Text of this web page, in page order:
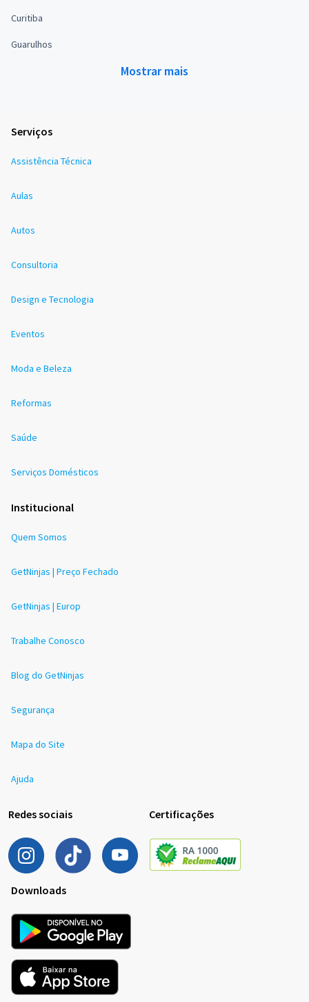
Curitiba
Guarulhos
Mostrar mais
Serviços
Assistência Técnica
Aulas
Autos
Consultoria
Design e Tecnologia
Eventos
Moda e Beleza
Reformas
Saúde
Serviços Domésticos
Institucional
Quem Somos
GetNinjas | Preço Fechado
GetNinjas | Europ
Trabalhe Conosco
Blog do GetNinjas
Segurança
Mapa do Site
Ajuda
Redes sociais Certificações
Downloads